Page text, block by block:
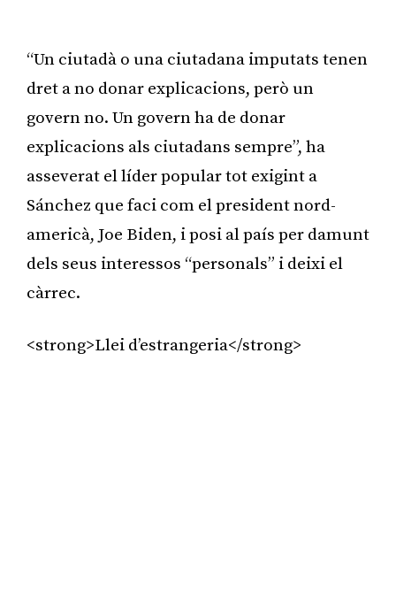
“Un ciutadà o una ciutadana imputats tenen
dret a no donar explicacions, però un
govern no. Un govern ha de donar
explicacions als ciutadans sempre”, ha
asseverat el líder popular tot exigint a
Sánchez que faci com el president nord-
americà, Joe Biden, i posi al país per damunt
dels seus interessos “personals” i deixi el
càrrec.
<strong>Llei d’estrangeria</strong>